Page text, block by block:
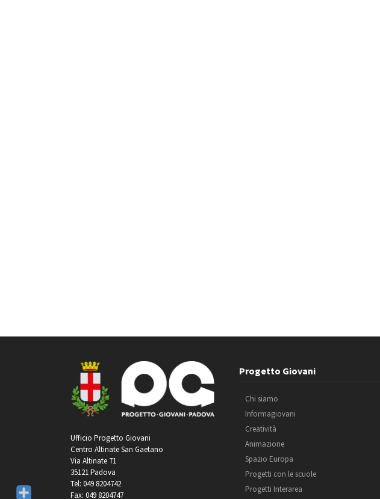
Ufficio Progetto Giovani
Centro Altinate San Gaetano
Via Altinate 71
35121 Padova
Tel: 049 8204742
Fax: 049 8204747
Progetto Giovani
Chi siamo
Informagiovani
Creatività
Animazione
Spazio Europa
Progetti con le scuole
Progetti Interarea